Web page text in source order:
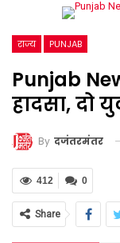
राज्य PUNJAB
Punjab
हादसा, दो
By दजंतरमंतर
0
412
Share